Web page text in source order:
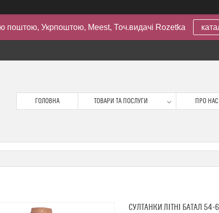
поштою, Укрпоштою, Meest, Точ.видачі Rozetka
ГОЛОВНА ТОВАРИ ТА ПОСЛУГИ ПРО НАС
СУЛТАНКИ ЛІТНІ БАТАЛ